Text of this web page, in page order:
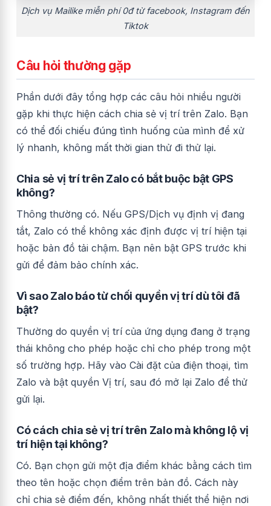
Dịch vụ Mailike miễn phí 0đ từ facebook, Instagram đến
Tiktok
Câu hỏi thường gặp
Phần dưới đây tổng hợp các câu hỏi nhiều người
gặp khi thực hiện cách chia sẻ vị trí trên Zalo. Bạn
có thể đối chiếu đúng tình huống của mình để xử
lý nhanh, không mất thời gian thử đi thử lại.
Chia sẻ vị trí trên Zalo có bắt buộc bật GPS
không?
Thông thường có. Nếu GPS/Dịch vụ định vị đang
tắt, Zalo có thể không xác định được vị trí hiện tại
hoặc bản đồ tải chậm. Bạn nên bật GPS trước khi
gửi để đảm bảo chính xác.
Vì sao Zalo báo từ chối quyền vị trí dù tôi đã
bật?
Thường do quyền vị trí của ứng dụng đang ở trạng
thái không cho phép hoặc chỉ cho phép trong một
số trường hợp. Hãy vào Cài đặt của điện thoại, tìm
Zalo và bật quyền Vị trí, sau đó mở lại Zalo để thử
gửi lại.
Có cách chia sẻ vị trí trên Zalo mà không lộ vị
trí hiện tại không?
Có. Bạn chọn gửi một địa điểm khác bằng cách tìm
theo tên hoặc chọn điểm trên bản đồ. Cách này
chỉ chia sẻ điểm đến, không nhất thiết thể hiện nơi